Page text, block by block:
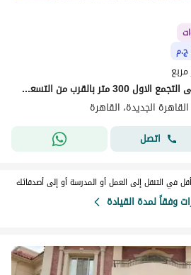
شقه للبيع فى الياسمين 7 فى التجمع الاول 300 متر بالقرب من التسعين الشمالى
اتصل
في التنقل إلى العمل أو المدرسة أو إلى أصدقائك
وفقاً لمدة القيادة